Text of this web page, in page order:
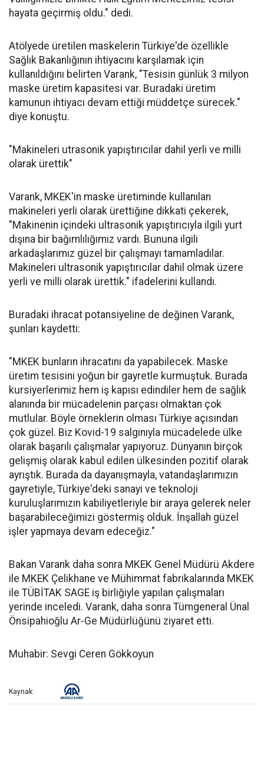
hayata geçirmiş oldu." dedi.
Atölyede üretilen maskelerin Türkiye'de özellikle
Sağlık Bakanlığının ihtiyacını karşılamak için
kullanıldığını belirten Varank, "Tesisin günlük 3 milyon
maske üretim kapasitesi var. Buradaki üretim
kamunun ihtiyacı devam ettiği müddetçe sürecek."
diye konuştu.
"Makineleri utrasonik yapıştırıcılar dahil yerli ve milli
olarak ürettik"
Varank, MKEK'in maske üretiminde kullanılan
makineleri yerli olarak ürettiğine dikkati çekerek,
"Makinenin içindeki ultrasonik yapıştırıcıyla ilgili yurt
dışına bir bağımlılığımız vardı. Bununa ilgili
arkadaşlarımız güzel bir çalışmayı tamamladılar.
Makineleri ultrasonik yapıştırıcılar dahil olmak üzere
yerli ve milli olarak ürettik." ifadelerini kullandı.
Buradaki ihracat potansiyeline de değinen Varank,
şunları kaydetti:
"MKEK bunların ihracatını da yapabilecek. Maske
üretim tesisini yoğun bir gayretle kurmuştuk. Burada
kursiyerlerimiz hem iş kapısı edindiler hem de sağlık
alanında bir mücadelenin parçası olmaktan çok
mutlular. Böyle örneklerin olması Türkiye açısından
çok güzel. Biz Kovid-19 salgınıyla mücadelede ülke
olarak başarılı çalışmalar yapıyoruz. Dünyanın birçok
gelişmiş olarak kabul edilen ülkesinden pozitif olarak
ayrıştık. Burada da dayanışmayla, vatandaşlarımızın
gayretiyle, Türkiye'deki sanayi ve teknoloji
kuruluşlarımızın kabiliyetleriyle bir araya gelerek neler
başarabileceğimizi göstermiş olduk. İnşallah güzel
işler yapmaya devam edeceğiz."
Bakan Varank daha sonra MKEK Genel Müdürü Akdere
ile MKEK Çelikhane ve Mühimmat fabrikalarında MKEK
ile TÜBİTAK SAGE iş birliğiyle yapılan çalışmaları
yerinde inceledi. Varank, daha sonra Tümgeneral Ünal
Önsipahioğlu Ar-Ge Müdürlüğünü ziyaret etti.
Muhabir: Sevgi Ceren Gökkoyun
Kaynak: